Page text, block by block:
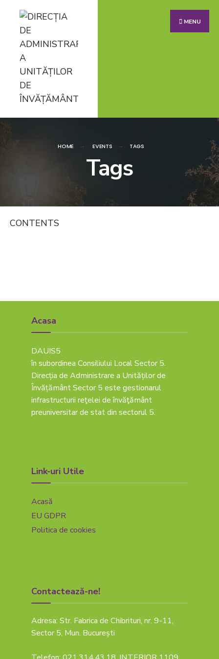
MENU
HOME EVENTS TAGS
Tags
CONTENTS
Acasa
DAUIS5
în subordinea Consiliului Local Sector 5.
Direcția de Administrare a Unităților de
Învățământ Sector 5 este gestionarul
infrastructurii reţelei de învăţământ
preuniversitar de stat din sectorul 5.
Link-uri Utile
Acasă
EU GDPR
Politica de cookies
Contactează-ne!
Adresa: Str. Fabrica de Chibrituri, nr. 9-11,
Sector 5, Mun. București